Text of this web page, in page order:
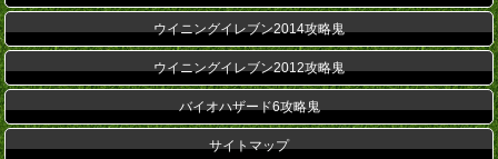
ウイニングイレブン2014攻略鬼
ウイニングイレブン2012攻略鬼
バイオハザード6攻略鬼
サイトマップ